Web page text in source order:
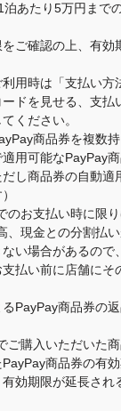
あたり5万円まで
ご確認の上、有効
用時は「支払い方
ドを見せる、支払
ください。
商品券を複数
用可能なPayPay
し商品券の自動適
のお支払い時に限
、現金との分割払
い場合があるので
払い前に店舗にそ
PayPay商品券の
ご購入いただいた
商品券の有
効期限が延長され